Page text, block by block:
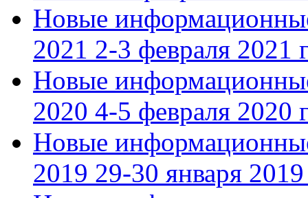
Новые
2021 2-3 февраля 2021
Новые
2020 4-5 февраля 2020
Новые
2019 29-30 января 2019